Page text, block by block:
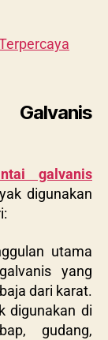
galvanis
digunakan
utama
yang
dari karat.
digunakan di
gudang,